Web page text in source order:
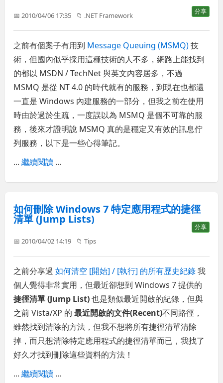
分享
📅 2010/04/06 17:35 📁 .NET Framework
之前有個案子有用到 Message Queuing (MSMQ)技
術，但國內似乎採用這種技術的人不多，網路上能找到
的都以 MSDN / TechNet 與英文內容居多，不過
MSMQ 是從 NT 4.0 的時代就有的服務，到現在也都還
一直是 Windows 內建服務的一部分，但我之前在使用
時由於過於生疏，一度誤以為 MSMQ 是個不可靠的服
務，後來才證明說 MSMQ 真的是穩定又有效的訊息佇
列服務，以下是一些心得筆記。
...繼續閱讀 ...
如何刪除 Windows 7 特定應用程式的捷徑
清單 (Jump Lists)
分享
📅 2010/04/02 14:19 📁Tips
之前分享過如何清空 [開始] / [執行] 的所有歷史紀錄我
個人覺得非常實用，但最近卻想到 Windows 7 提供的
捷徑清單 (Jump List)也是類似最近開啟的紀錄，但與
之前 Vista/XP 的最近開啟的文件(Recent)不同路徑，
雖然找到清除的方法，但我不想將所有捷徑清單清除
掉，而只想清除特定應用程式的捷徑清單而已，我找了
好久才找到刪除這些資料的方法！
...繼續閱讀 ...